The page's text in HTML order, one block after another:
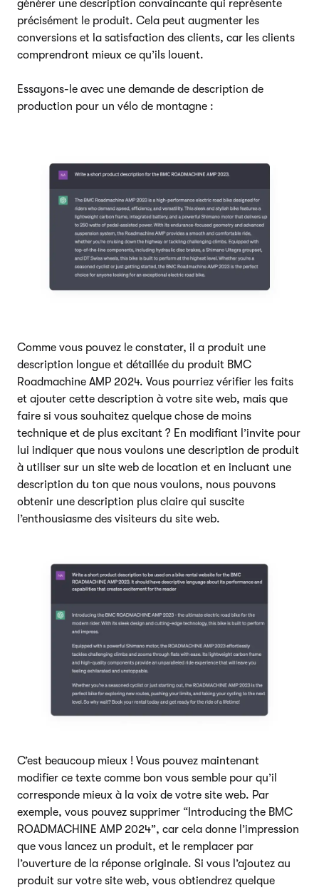
générer une description convaincante qui représente
précisément le produit. Cela peut augmenter les
conversions et la satisfaction des clients, car les clients
comprendront mieux ce qu’ils louent.
Essayons-le avec une demande de description de
production pour un vélo de montagne :
Comme vous pouvez le constater, il a produit une
description longue et détaillée du produit BMC
Roadmachine AMP 2024. Vous pourriez vérifier les faits
et ajouter cette description à votre site web, mais que
faire si vous souhaitez quelque chose de moins
technique et de plus excitant ? En modifiant l’invite pour
lui indiquer que nous voulons une description de produit
à utiliser sur un site web de location et en incluant une
description du ton que nous voulons, nous pouvons
obtenir une description plus claire qui suscite
l’enthousiasme des visiteurs du site web.
C’est beaucoup mieux ! Vous pouvez maintenant
modifier ce texte comme bon vous semble pour qu’il
corresponde mieux à la voix de votre site web. Par
exemple, vous pouvez supprimer “Introducing the BMC
ROADMACHINE AMP 2024”, car cela donne l’impression
que vous lancez un produit, et le remplacer par
l’ouverture de la réponse originale. Si vous l’ajoutez au
produit sur votre site web, vous obtiendrez quelque